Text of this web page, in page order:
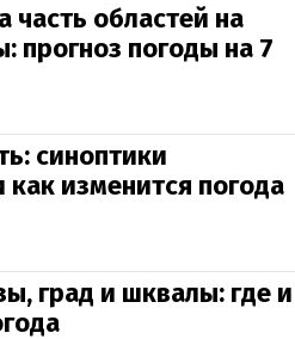
часть областей на
прогноз погоды на 7
синоптики
как изменится погода
град и шквалы: где и